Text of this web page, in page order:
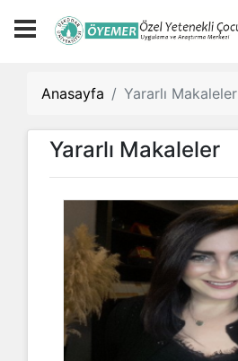
Anasayfa Yararlı Makaleler
Yararlı Makaleler